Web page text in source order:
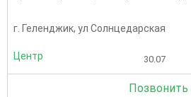
г. Геленджик, ул Солнцедарская
Центр 30.07
Позвонить